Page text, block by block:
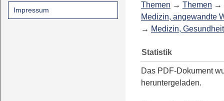
Impressum
Themen → Themen →
Medizin, angewandte
→ Medizin, Gesundheit
Statistik
Das PDF-Dokument
heruntergeladen.